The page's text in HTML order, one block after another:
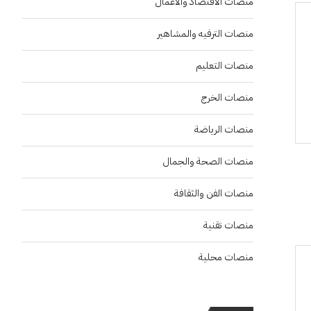
منصات الترفيه والمشاهير
منصات التعليم
منصات الخرج
منصات الرياضة
منصات الصحة والجمال
منصات الفن والثقافة
منصات تقنية
منصات محلية